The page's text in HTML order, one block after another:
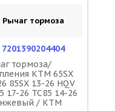
Рычаг тормоза
7201390204404
тормоза/
KTM 65SX
85SX 13-26 HQV
17-26 TC85 14-26
/ KTM